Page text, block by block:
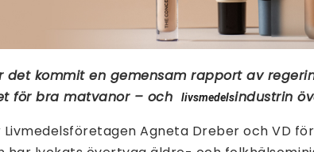
det kommit en gemensam rapport av
för bra matvanor – ochlivsmedelsindustrin
Livmedelsföretagen Agneta Dreber och VD